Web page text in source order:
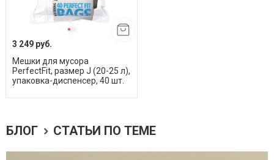
3 249 руб.
Мешки для мусора
PerfectFit, размер J (20-25 л),
упаковка-диспенсер, 40 шт.
БЛОГ СТАТЬИ ПО ТЕМЕ